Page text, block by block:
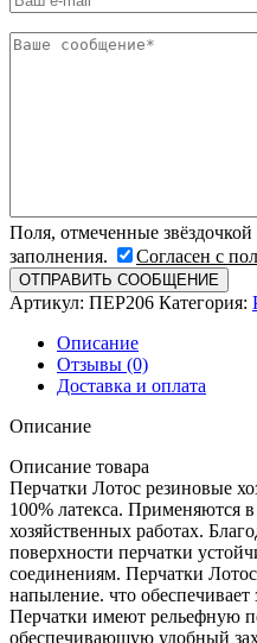
Поля, отмеченные
заполнения.
Согласен с
Артикул: ПЕР206 Категория:
Описание
Отзывы (0)
Доставка и оплата
Описание
Описание товара
Перчатки Лотос резиновые
100% латекса. Применяются
хозяйственных работах.
поверхности перчатки
соединениям. Перчатки
напыление. что
Перчатки имеют рельефную
обеспечивающую удобный